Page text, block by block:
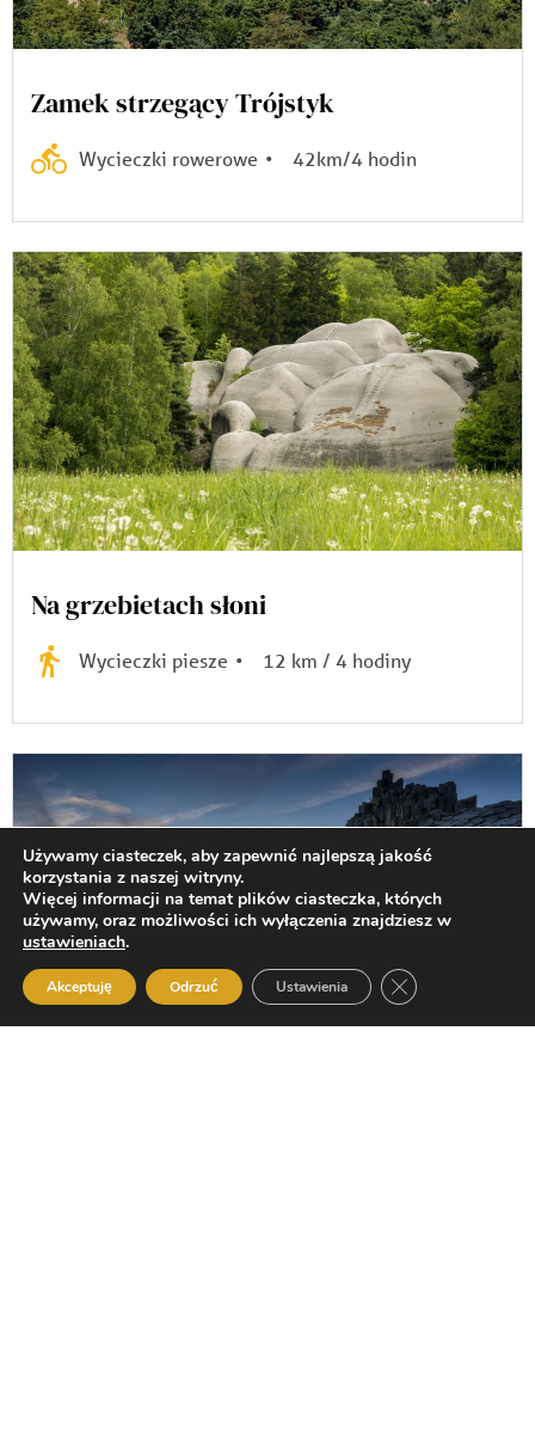
Zamek strzegący Trójstyk
Wycieczki rowerowe • 42km/4 hodin
Na grzebietach słoni
Wycieczki piesze • 12 km / 4 hodiny
Używamy ciasteczek, aby zapewnić najlepszą jakość
korzystania z naszej witryny.
Więcej informacji na temat plików ciasteczka, których
używamy, oraz możliwości ich wyłączenia znajdziesz w
ustawieniach.
Akceptuję Odrzuć Ustawienia ZAMKNIJ